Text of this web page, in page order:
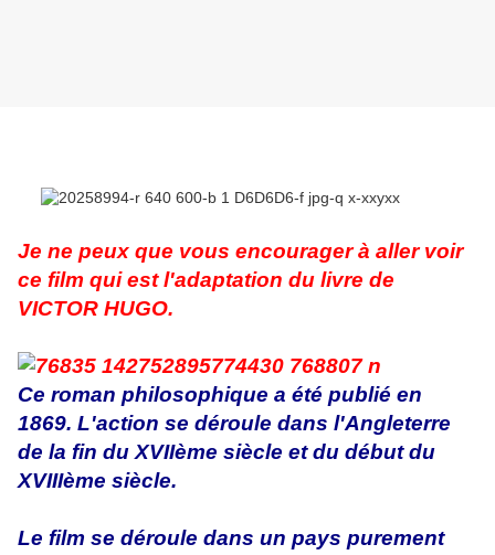
Je ne peux que vous encourager à aller voir
ce film qui est l'adaptation du livre de
VICTOR HUGO.
Ce roman philosophique a été publié en
1869. L'action se déroule dans l'Angleterre
de la fin du XVIIème siècle et du début du
XVIIIème siècle.
Le film se déroule dans un pays purement